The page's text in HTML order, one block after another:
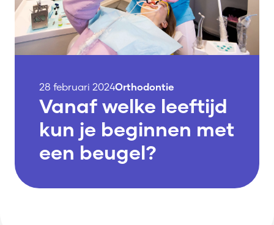
28 februari 2024Orthodontie
Vanaf welke leeftijd
kun je beginnen met
een beugel?